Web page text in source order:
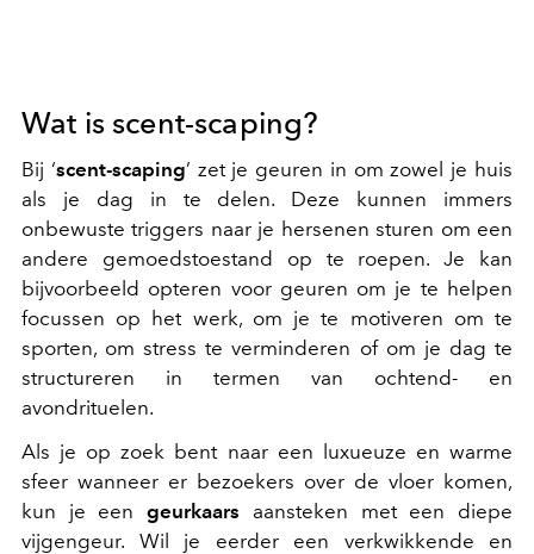
Wat is scent-scaping?
Bij ‘scent-scaping’ zet je geuren in om zowel je huis
als je dag in te delen. Deze kunnen immers
onbewuste triggers naar je hersenen sturen om een
andere gemoedstoestand op te roepen. Je kan
bijvoorbeeld opteren voor geuren om je te helpen
focussen op het werk, om je te motiveren om te
sporten, om stress te verminderen of om je dag te
structureren in termen van ochtend- en
avondrituelen.
Als je op zoek bent naar een luxueuze en warme
sfeer wanneer er bezoekers over de vloer komen,
kun je eengeurkaars aansteken met een diepe
vijgengeur. Wil je eerder een verkwikkende en